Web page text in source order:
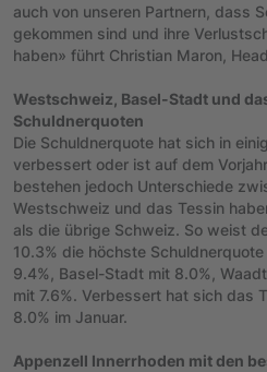
auch von unseren Partnern, dass
gekommen sind und ihre
haben» führt Christian Maron,
Westschweiz, Basel-Stadt und
Schuldnerquoten
Die Schuldnerquote hat sich in
verbessert oder ist auf dem
bestehen jedoch Unterschiede
Westschweiz und das Tessin
als die übrige Schweiz. So weist
10.3% die höchste
9.4%, Basel-Stadt mit 8.0%,
mit 7.6%. Verbessert hat sich das
8.0% im Januar.
Appenzell Innerrhoden mit den